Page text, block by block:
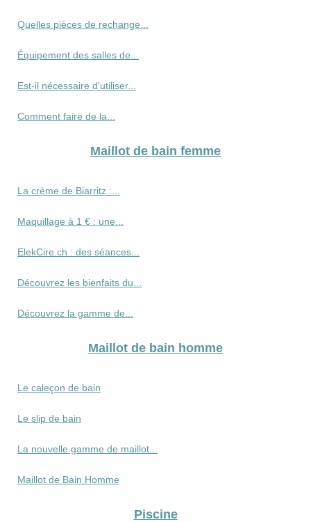
Quelles pièces de rechange...
Équipement des salles de...
Est-il nécessaire d'utiliser...
Comment faire de la...
Maillot de bain femme
La crème de Biarritz :...
Maquillage à 1 € : une...
ElekCire.ch : des séances...
Découvrez les bienfaits du...
Découvrez la gamme de...
Maillot de bain homme
Le caleçon de bain
Le slip de bain
La nouvelle gamme de maillot...
Maillot de Bain Homme
Piscine